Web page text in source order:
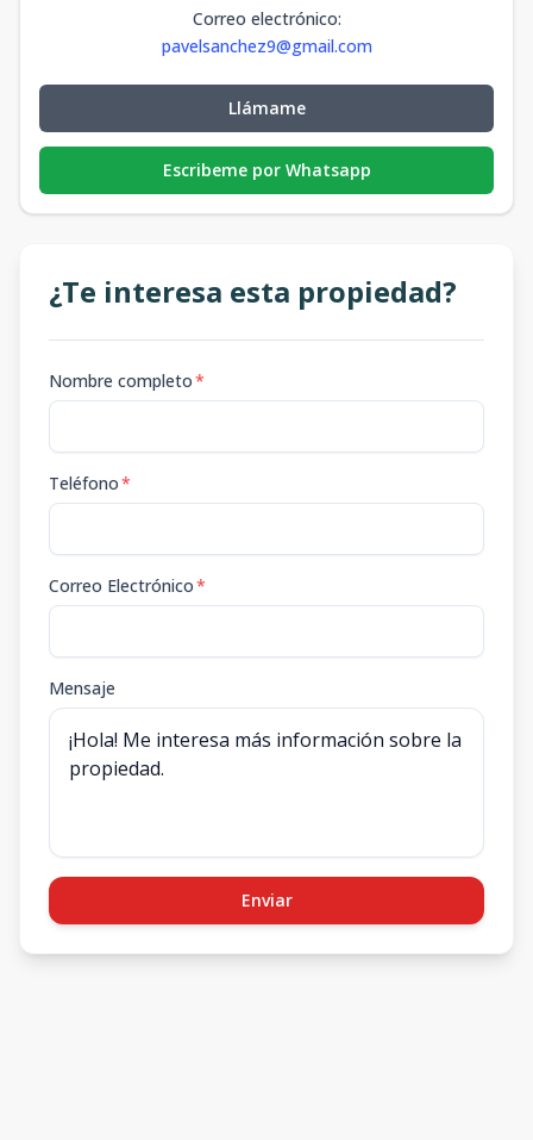
Correo electrónico:
pavelsanchez9@gmail.com
Llámame
Escribeme por Whatsapp
¿Te interesa esta propiedad?
Nombre completo*
Teléfono*
Correo Electrónico*
Mensaje
Enviar